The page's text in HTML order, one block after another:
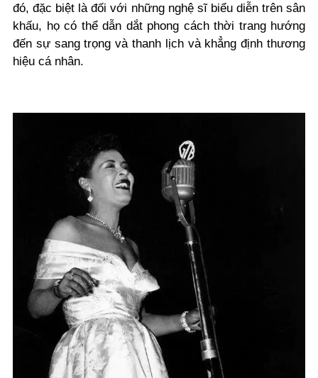
đó, đặc biệt là đối với những nghệ sĩ biểu diễn trên sân
khấu, họ có thể dẫn dắt phong cách thời trang hướng
đến sự sang trọng và thanh lịch và khẳng định thương
hiệu cá nhân.